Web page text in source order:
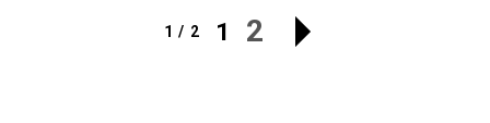
1 / 2 1 2